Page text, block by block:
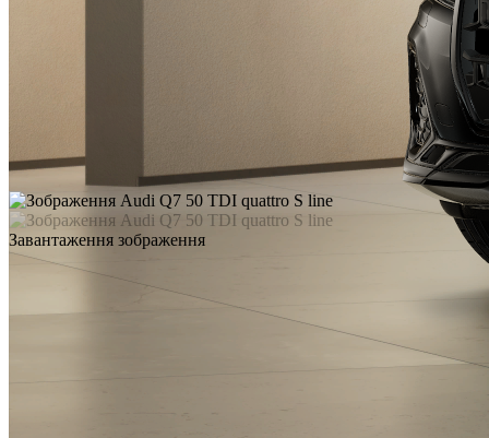
Завантаження зображення